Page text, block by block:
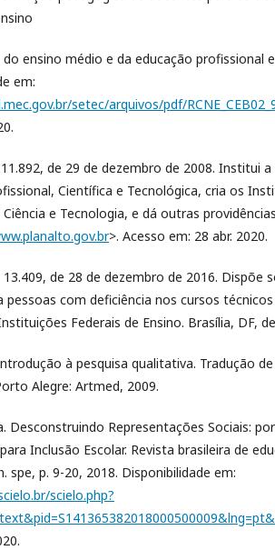
ensino médio e da educação profissional
em:
setec/arquivos/pdf/
nº 11.892, de 29 de dezembro de 2008. Institui
Científica e Tecnológica, cria os
e Tecnologia, e dá outras
>. Acesso em: 28 abr. 2020.
13.409, de 28 de dezembro de 2016. Dispõe
pessoas com deficiência nos cursos
Federais de Ensino. Brasília, DF,
à pesquisa qualitativa. Tradução de
Alegre: Artmed, 2009.
Desconstruindo Representações Sociais:
Inclusão Escolar. Revista brasileira de
spe, p. 9-20, 2018. Disponibilidade em:
scielo.php?